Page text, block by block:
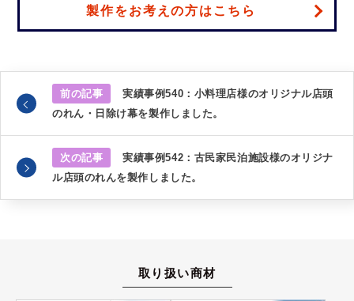
製作をお考えの方はこちら
前の記事
実績事例540：小料理店様のオリジナル店頭
のれん・日除け幕を製作しました。
次の記事
実績事例542：古民家民泊施設様のオリジナ
ル店頭のれんを製作しました。
取り扱い商材